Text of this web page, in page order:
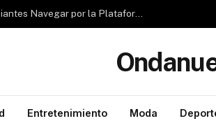
Reseña de Rubizio.com: ¿Pueden los Principiantes Navegar por la Plataforma con Facilidad?
Entretenimiento Moda